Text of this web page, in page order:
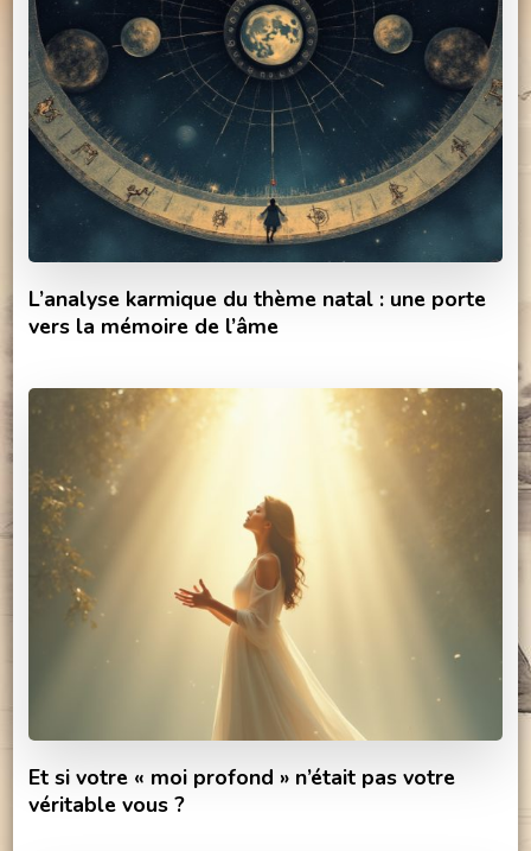
L’analyse karmique du thème natal : une porte
vers la mémoire de l’âme
Et si votre « moi profond » n’était pas votre
véritable vous ?